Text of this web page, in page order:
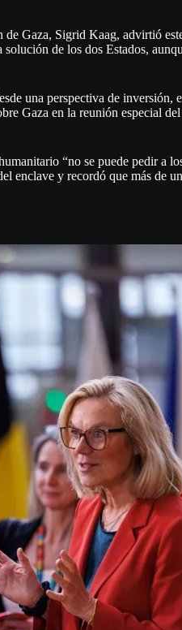
Gaza, Sigrid Kaag, advirtió
de los dos Estados,
una perspectiva de inversión,
Gaza en la reunión especial
“no se puede pedir a
enclave y recordó que más de